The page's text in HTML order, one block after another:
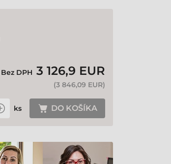
Bez DPH 3 126,9 EUR
(3 846,09 EUR)
ks DO KOŠÍKA